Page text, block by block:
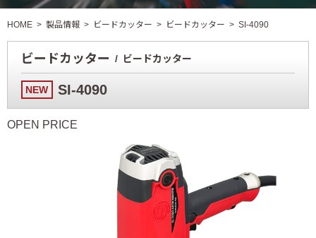
HOME 製品情報 ビードカッター ビードカッター SI-4090
ビードカッター ビードカッター
NEW SI-4090
OPEN PRICE